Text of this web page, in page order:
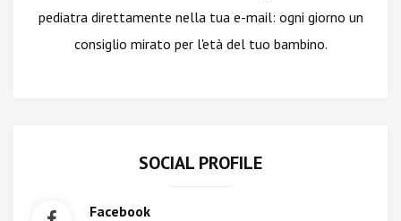
pediatra direttamente nella tua e-mail: ogni giorno un
consiglio mirato per l'età del tuo bambino.
SOCIAL PROFILE
Facebook